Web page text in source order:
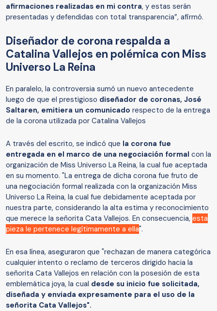
afirmaciones realizadas en mi contra, y estas serán
presentadas y defendidas con total transparencia”, afirmó.
Diseñador de corona respalda a
Catalina Vallejos en polémica con Miss
Universo La Reina
En paralelo, la controversia sumó un nuevo antecedente
luego de que el prestigioso diseñador de coronas, José
Saltaren, emitiera un comunicado respecto de la entrega
de la corona utilizada por Catalina Vallejos
A través del escrito, se indicó que la corona fue
entregada en el marco de una negociación formal con la
organización de Miss Universo La Reina, la cual fue aceptada
en su momento. "La entrega de dicha corona fue fruto de
una negociación formal realizada con la organización Miss
Universo La Reina, la cual fue debidamente aceptada por
nuestra parte, considerando la alta estima y reconocimiento
que merece la señorita Cata Vallejos. En consecuencia, esta
pieza le pertenece legítimamente a ella".
En esa línea, aseguraron que "rechazan de manera categórica
cualquier intento o reclamo de terceros dirigido hacia la
señorita Cata Vallejos en relación con la posesión de esta
emblemática joya, la cual desde su inicio fue solicitada,
diseñada y enviada expresamente para el uso de la
señorita Cata Vallejos".